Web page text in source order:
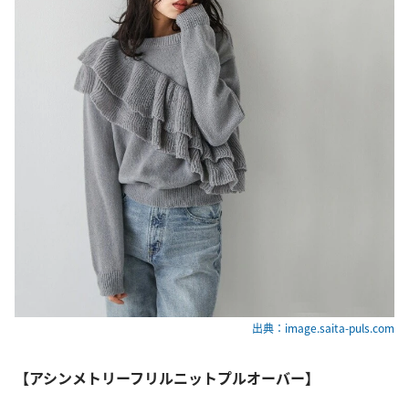
出典：image.saita-puls.com
【アシンメトリーフリルニットプルオーバー】